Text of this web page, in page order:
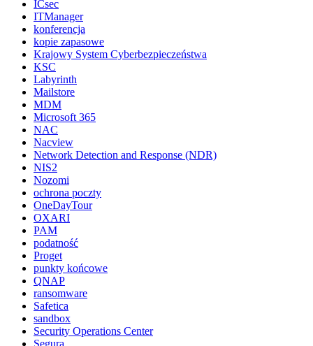
ICsec
ITManager
konferencja
kopie zapasowe
Krajowy System Cyberbezpieczeństwa
KSC
Labyrinth
Mailstore
MDM
Microsoft 365
NAC
Nacview
Network Detection and Response (NDR)
NIS2
Nozomi
ochrona poczty
OneDayTour
OXARI
PAM
podatność
Proget
punkty końcowe
QNAP
ransomware
Safetica
sandbox
Security Operations Center
Segura